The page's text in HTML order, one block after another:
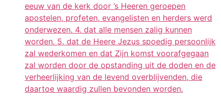
eeuw van de kerk door ’s Heeren geroepen
apostelen, profeten, evangelisten en herders werd
onderwezen. 4. dat alle mensen zalig kunnen
worden. 5. dat de Heere Jezus spoedig persoonlijk
zal wederkomen en dat Zijn komst voorafgegaan
zal worden door de opstanding uit de doden en de
verheerlijking van de levend overblijvenden, die
daartoe waardig zullen bevonden worden.